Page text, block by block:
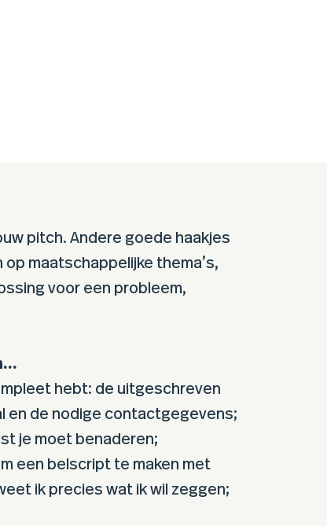
pitch. Andere goede haakjes
op maatschappelijke thema’s,
voor een probleem,
hebt: de uitgeschreven
en de nodige contactgegevens;
je moet benaderen;
een belscript te maken met
ik precies wat ik wil zeggen;